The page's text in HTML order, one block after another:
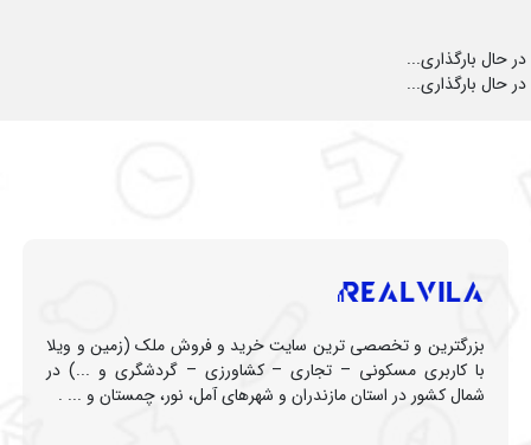
در حال بارگذاری...
در حال بارگذاری...
بزرگترین و تخصصی ترین سایت خرید و فروش ملک (زمین و ویلا
با کاربری مسکونی – تجاری – کشاورزی – گردشگری و ...) در
شمال کشور در استان مازندران و شهرهای آمل، نور، چمستان و ... .